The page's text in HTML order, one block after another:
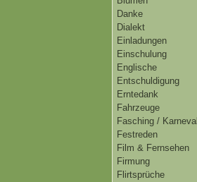
Danke
Dialekt
Einladungen
Einschulung
Englische
Entschuldigung
Erntedank
Fahrzeuge
Fasching / Karneval
Festreden
Film & Fernsehen
Firmung
Flirtsprüche